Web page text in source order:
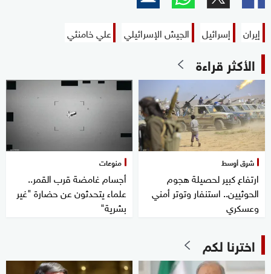
إيران إسرائيل الجيش الإسرائيلي علي خامنئي
الأكثر قراءة
شرق أوسط
ارتفاع كبير لحصيلة هجوم
الحوثيين.. استنفار وتوتر أمني
وعسكري
منوعات
أجسام غامضة قرب القمر..
علماء يتحدثون عن حضارة "غير
بشرية"
اخترنا لكم